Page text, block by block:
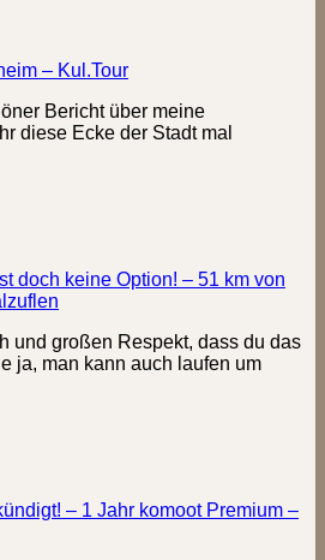
– Kul.Tour
Bericht über meine
diese Ecke der Stadt mal
doch keine Option! – 51 km von
und großen Respekt, dass du das
ja, man kann auch laufen um
– 1 Jahr komoot Premium –